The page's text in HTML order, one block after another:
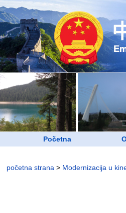
Početna
početna strana > Modernizacija u